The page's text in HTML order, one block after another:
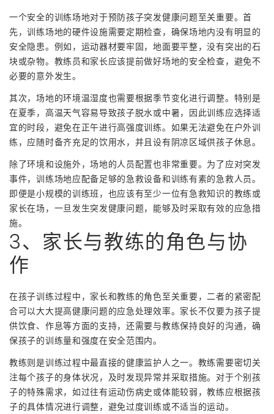
一个安全的训练场地对于预防孩子突发健康问题至关重要。首
先，训练场地的硬件设施需要定期检查，确保场地内没有明显的
安全隐患。例如，运动器材要牢固，地面要平整，没有突出的石
块或杂物。教练员和家长应该提前做好场地的安全检查，避免不
必要的意外发生。
其次，场地的环境温湿度也需要根据季节变化进行调整。特别是
在夏季，高温天气容易导致孩子脱水或中暑，因此训练应选择适
宜的时段，避免在正午进行高强度训练。如果无法避免在户外训
练，应随时备齐充足的饮用水，并且设有阴凉区域供孩子休息。
除了环境和设施外，场地的人员配置也非常重要。为了应对突发
事件，训练场地应配备足够的急救设备和训练有素的急救人员。
即便是小规模的训练班，也应该有至少一位有急救知识的教练或
家长在场，一旦发生突发健康问题，能够及时采取有效的应急措
施。
3、家长与教练的角色与协
作
在孩子训练过程中，家长和教练的角色至关重要，二者的紧密配
合可以大大提高健康问题的应急处理效率。家长不仅要为孩子提
供饮食、作息等方面的支持，还需要与教练保持良好的沟通，确
保孩子的训练量和强度在安全范围内。
教练则是训练过程中最直接的健康监护人之一。教练需要密切关
注每个孩子的身体状况，及时发现异常并采取措施。对于个别孩
子的特殊需求，如过往有运动伤病史或体能较弱，教练应根据孩
子的具体情况进行调整，避免过度训练或不适当的运动。